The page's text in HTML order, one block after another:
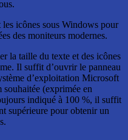
icônes sous Windows pour
des moniteurs modernes.
la taille du texte et des icônes
Il suffit d’ouvrir le panneau
d’exploitation Microsoft
(exprimée en
indiqué à 100 %, il suffit
supérieure pour obtenir un